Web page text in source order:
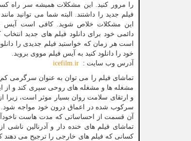
را مرور کنید. این مشکلات همیشه سر راه
فیلم جدید را داشتند. البته شما می توانید
این مشکلات خلاص شوید. کافی است آیس
دائمی خود برای دانلود فیلم های جدید انتخاب
است هر زمان که خواستید فیلم جدیدی را
خود را دانلود کنید به آیس فیلم مووی بروید.
آدرس وب سایت : icefilm.ir
تماشای فیلم را می توان به عنوان سرگرمی
مشغله ها و مشغله های روحی سپری کند و از
و ارتقای سلامت روان بسیار موثر است،
سرکوب شده در اعماق درون خود مواجه
آن قسمت از احساساتی که مدت هاست
تماشای فیلم های خنده دار و آدرنالین ناشی
کسانی که فیلم های خارجی را ترجیح می دهند